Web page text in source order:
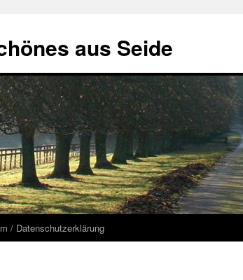
aus Seide
/ Datenschutzerklärung